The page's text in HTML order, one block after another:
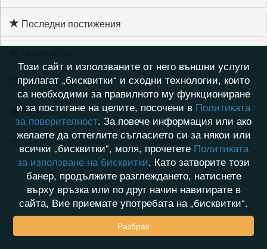
Последни постижения
Хронология на игри
Активност
Кой видя профила на Petar Stoimenov
Този сайт и използваните от него външни услуги
прилагат „бисквитки“ и сходни технологии, които
са необходими за правилното му функциониране
и за постигане на целите, посочени в Политиката
за поверителност. За повече информация или ако
желаете да оттеглите съгласието си за някои или
всички „бисквитки“, моля, прочетете Политиката
за използване на бисквитки. Като затворите този
банер, продължите разглеждането, натиснете
върху връзка или по друг начин навигирате в
сайта, Вие приемате употребата на „бисквитки“.
Разбрах